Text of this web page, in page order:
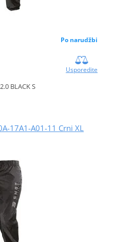
Po narudžbi
Usporedite
BLACK S
17A1-A01-11 Crni XL